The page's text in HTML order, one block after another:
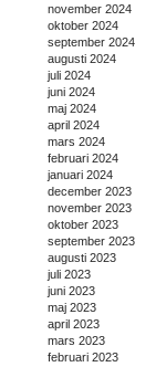
november 2024
oktober 2024
september 2024
augusti 2024
juli 2024
juni 2024
maj 2024
april 2024
mars 2024
februari 2024
januari 2024
december 2023
november 2023
oktober 2023
september 2023
augusti 2023
juli 2023
juni 2023
maj 2023
april 2023
mars 2023
februari 2023